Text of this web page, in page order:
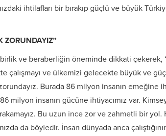
ihtilafları bir bırakıp güçlü ve büyük
ZORUNDAYIZ”
ve beraberliğin öneminde dikkati çekerek,
çalışmayı ve ülkemizi gelecekte büyük ve
Burada 86 milyon insanın emeğine
milyon insanın gücüne ihtiyacımız var.
Bu uzun ince zor ve zahmetli bir yol.
da böyledir. İnsan dünyada anca çalıştığının